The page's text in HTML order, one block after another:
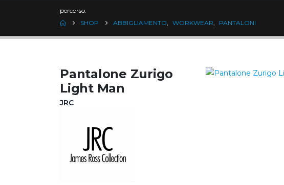
percorso:
SHOP
ABBIGLIAMENTO, WORKWEAR, PANTALONI
Pantalone Zurigo
Light Man
JRC